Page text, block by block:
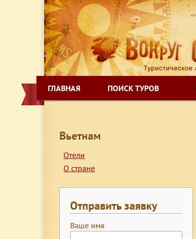
ГЛАВНАЯ ПОИСК ТУРОВ
Вьетнам
Отели
О стране
Отправить заявку
Ваше имя